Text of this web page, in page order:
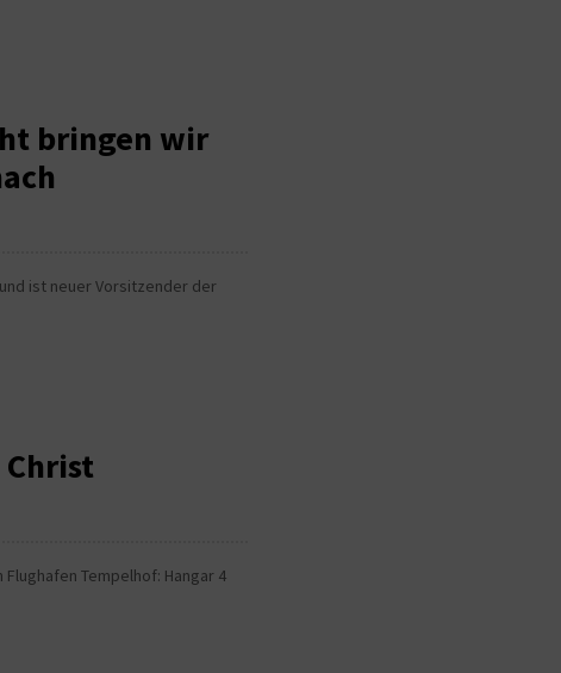
bringen wir
ist neuer Vorsitzender der
Tempelhof: Hangar 4